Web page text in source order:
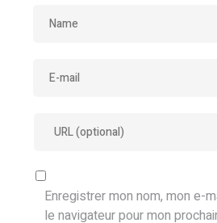
Enregistrer mon nom, mon e-
le navigateur pour mon